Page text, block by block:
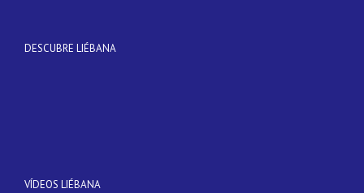
DESCUBRE LIÉBANA
VÍDEOS LIÉBANA